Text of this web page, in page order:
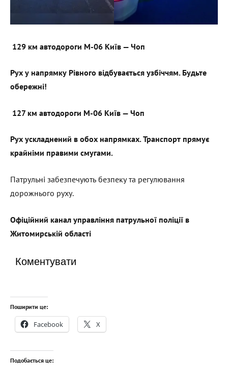
129 км автодороги М-06 Київ — Чоп
Рух у напрямку Рівного відбувається узбіччям. Будьте
обережні!
127 км автодороги М-06 Київ — Чоп
Рух ускладнений в обох напрямках. Транспорт прямує
крайніми правими смугами.
Патрульні забезпечують безпеку та регулювання
дорожнього руху.
Офіційний канал управління патрульної поліції в
Житомирській області
Коментувати
Поширити це:
Facebook X
Подобається це: